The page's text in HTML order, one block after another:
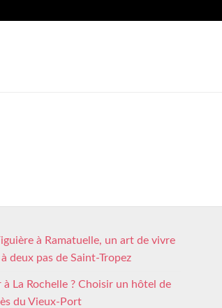
à Ramatuelle, un art de vivre
deux pas de Saint-Tropez
La Rochelle ? Choisir un hôtel de
du Vieux-Port